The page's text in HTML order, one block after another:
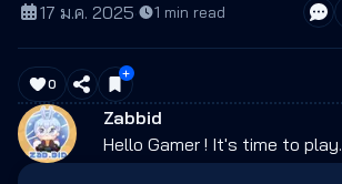
17 ม.ค. 2025· 1 min read
0
Zabbid
Hello Gamer ! It's time to play.